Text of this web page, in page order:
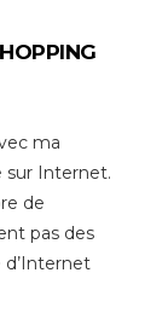
ma
sur Internet.
de
pas des